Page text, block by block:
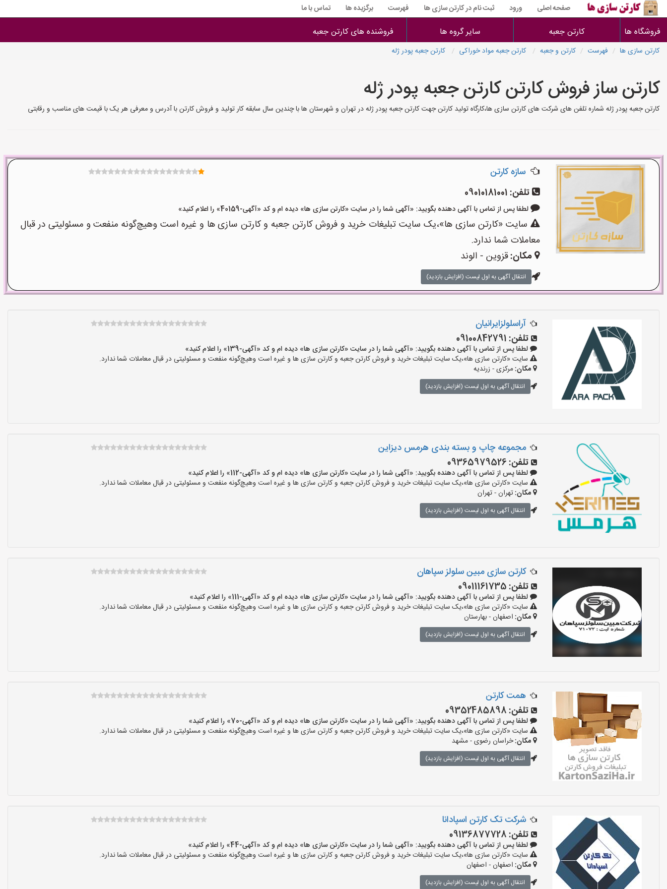
صفحه اصلی ورود ثبت نام در کارتن سازی ها فهرست برگزیده ها تماس با ما
فروشگاه ها کارتن جعبه سایر گروه ها فروشنده های کارتن جعبه
کارتن سازی ها فهرست کارتن و جعبه کارتن جعبه مواد خوراکی کارتن جعبه پودر ژله
کارتن ساز فروش کارتن کارتن جعبه پودر ژله
کارتن جعبه پودر ژله شماره تلفن های شرکت های کارتن سازی ها،کارگاه تولید کارتن جهت کارتن جعبه پودر ژله در تهران و شهرستان ها با چندین سال سابقه کار تولید و فروش کارتن با آدرس و معرفی هر یک با قیمت های مناسب و رقابتی
سازه کارتن
تلفن: 09010181001
لطفا پس از تماس با آگهی دهنده بگویید: «آگهی شما را در سایت «کارتن سازی ها» دیده ام و کد «آگهی-40159» را اعلام کنید»
سایت «کارتن سازی ها»،یک سایت تبلیغات خرید و فروش کارتن جعبه و کارتن سازی ها و غیره است وهیچ‌گونه منفعت و مسئولیتی در قبال
معاملات شما ندارد.
مکان:قزوین - الوند
انتقال آگهی به اول لیست (افزایش بازدید)
آراسلولزایرانیان
تلفن: 09100842791
لطفا پس از تماس با آگهی دهنده بگویید: «آگهی شما را در سایت «کارتن سازی ها» دیده ام و کد «آگهی-139» را اعلام کنید»
سایت «کارتن سازی ها»،یک سایت تبلیغات خرید و فروش کارتن جعبه و کارتن سازی ها و غیره است وهیچ‌گونه منفعت و مسئولیتی در قبال معاملات شما ندارد.
مکان:مرکزی - زرندیه
انتقال آگهی به اول لیست (افزایش بازدید)
مجموعه چاپ و بسته بندی هرمس دیزاین
تلفن: 09365979526
لطفا پس از تماس با آگهی دهنده بگویید: «آگهی شما را در سایت «کارتن سازی ها» دیده ام و کد «آگهی-112» را اعلام کنید»
سایت «کارتن سازی ها»،یک سایت تبلیغات خرید و فروش کارتن جعبه و کارتن سازی ها و غیره است وهیچ‌گونه منفعت و مسئولیتی در قبال معاملات شما ندارد.
مکان:تهران - تهران
انتقال آگهی به اول لیست (افزایش بازدید)
کارتن سازی مبین سلولز سپاهان
تلفن: 09011161735
لطفا پس از تماس با آگهی دهنده بگویید: «آگهی شما را در سایت «کارتن سازی ها» دیده ام و کد «آگهی-111» را اعلام کنید»
سایت «کارتن سازی ها»،یک سایت تبلیغات خرید و فروش کارتن جعبه و کارتن سازی ها و غیره است وهیچ‌گونه منفعت و مسئولیتی در قبال معاملات شما ندارد.
مکان: اصفهان - بهارستان
انتقال آگهی به اول لیست (افزایش بازدید)
همت کارتن
تلفن: 09352485898
لطفا پس از تماس با آگهی دهنده بگویید: «آگهی شما را در سایت «کارتن سازی ها» دیده ام و کد «آگهی-70» را اعلام کنید»
سایت «کارتن سازی ها»،یک سایت تبلیغات خرید و فروش کارتن جعبه و کارتن سازی ها و غیره است وهیچ‌گونه منفعت و مسئولیتی در قبال معاملات شما ندارد.
مکان:خراسان رضوی - مشهد
انتقال آگهی به اول لیست (افزایش بازدید)
شرکت تک کارتن اسپادانا
تلفن: 09136877728
لطفا پس از تماس با آگهی دهنده بگویید: «آگهی شما را در سایت «کارتن سازی ها» دیده ام و کد «آگهی-44» را اعلام کنید»
سایت «کارتن سازی ها»،یک سایت تبلیغات خرید و فروش کارتن جعبه و کارتن سازی ها و غیره است وهیچ‌گونه منفعت و مسئولیتی در قبال معاملات شما ندارد.
مکان: اصفهان - اصفهان
انتقال آگهی به اول لیست (افزایش بازدید)